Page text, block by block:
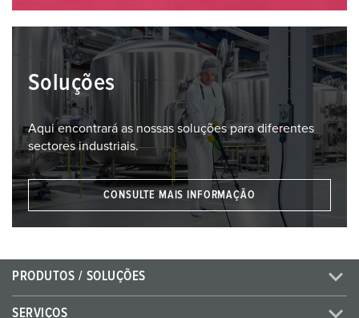
Soluções
Aqui encontrará as nossas soluções para diferentes
sectores industriais.
CONSULTE MAIS INFORMAÇÃO
PRODUTOS / SOLUÇÕES
SERVIÇOS